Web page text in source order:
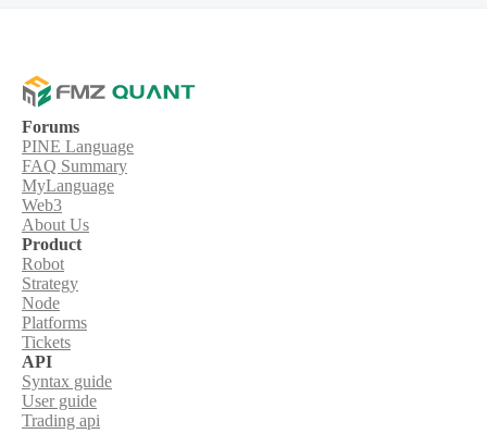
Forums
PINE Language
FAQ Summary
MyLanguage
Web3
About Us
Product
Robot
Strategy
Node
Platforms
Tickets
API
Syntax guide
User guide
Trading api